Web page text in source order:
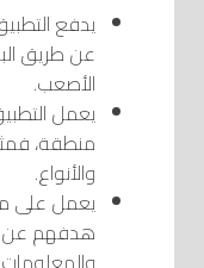
يدفع
عن طريق
الأصعب.
يعمل
منطقة،
والأنواع.
يعمل على
هدفهم عن